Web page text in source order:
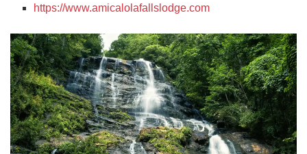
https://www.amicalolafallslodge.com